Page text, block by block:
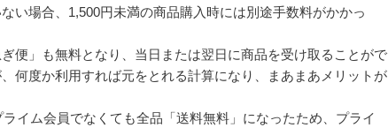
い場合、1,500円未満の商品購入時には別途手数料がかかっ
便」も無料となり、当日または翌日に商品を受け取ることがで
何度か利用すれば元をとれる計算になり、まあまあメリットが
イム会員でなくても全品「送料無料」になったため、プライ